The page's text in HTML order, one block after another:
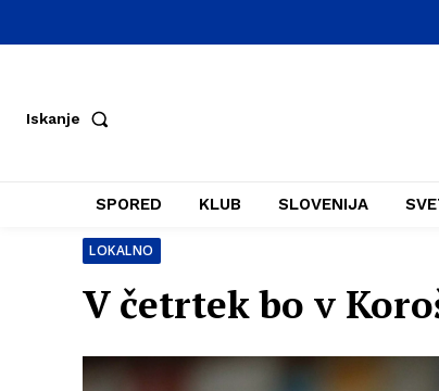
Iskanje
SPORED KLUB SLOVENIJA
LOKALNO
V četrtek bo v